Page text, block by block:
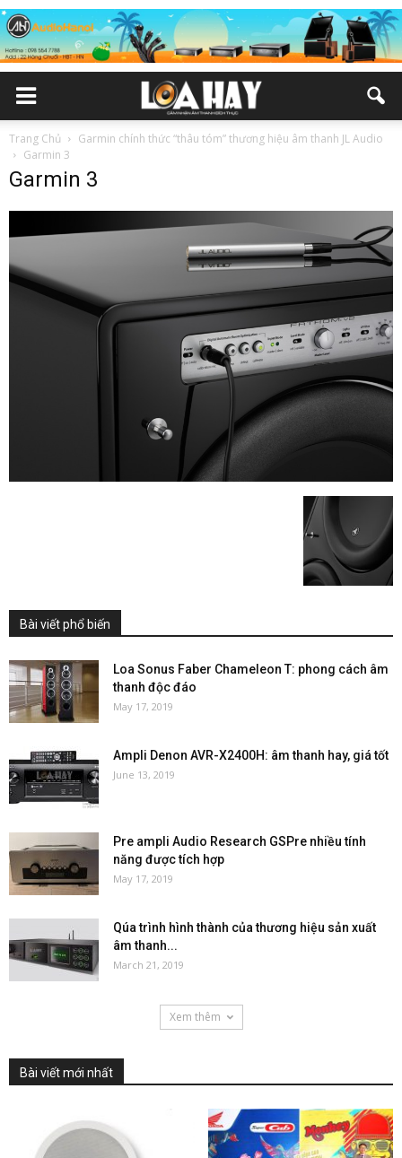
Trang Chủ
Garmin chính thức “thâu tóm” thương hiệu âm thanh JL Audio
Garmin 3
Garmin 3
Bài viết phổ biến
Loa Sonus Faber Chameleon T: phong cách âm
thanh độc đáo
May 17, 2019
Ampli Denon AVR-X2400H: âm thanh hay, giá tốt
June 13, 2019
Pre ampli Audio Research GSPre nhiều tính
năng được tích hợp
May 17, 2019
Qúa trình hình thành của thương hiệu sản xuất
âm thanh...
March 21, 2019
Xem thêm
Bài viết mới nhất